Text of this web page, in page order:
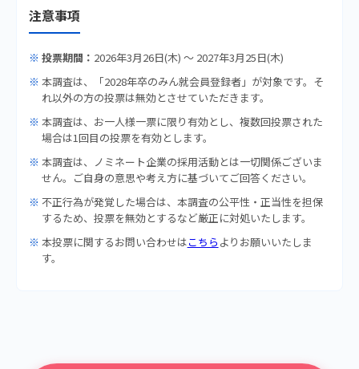
注意事項
投票期間： 2026年3月26日(木) 〜 2027年3月25日(木)
本調査は、「2028年卒のみん就会員登録者」が対象です。そ
れ以外の方の投票は無効とさせていただきます。
本調査は、お一人様一票に限り有効とし、複数回投票された
場合は1回目の投票を有効とします。
本調査は、ノミネート企業の採用活動とは一切関係ございま
せん。ご自身の意思や考え方に基づいてご回答ください。
不正行為が発覚した場合は、本調査の公平性・正当性を担保
するため、投票を無効とするなど厳正に対処いたします。
本投票に関するお問い合わせはこちら よりお願いいたしま
す。